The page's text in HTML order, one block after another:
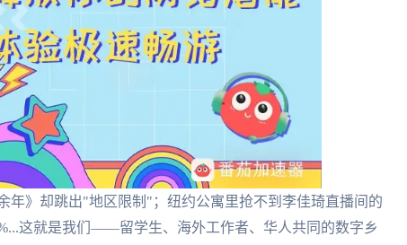
年》却跳出"地区限制"；纽约公寓里抢不到李佳琦直播间的
这就是我们——留学生、海外工作者、华人共同的数字乡